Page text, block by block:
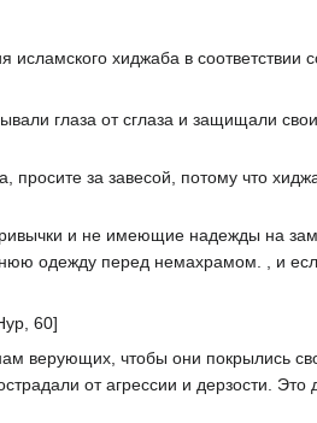
хиджаба в соответствии
глаза от сглаза и защищали свои
просите за завесой, потому что
и не имеющие надежды на
одежду перед немахрамом. , и
60]
верующих, чтобы они покрылись
от агрессии и дерзости. Это